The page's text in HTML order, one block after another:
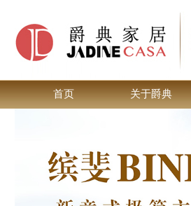
首页 关于爵典